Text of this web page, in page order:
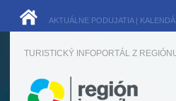
AKTUÁLNE PODUJATIA|
TURISTICKÝ INFOPORTÁL Z